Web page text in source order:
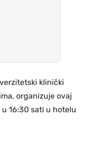
klinički
organizuje ovaj
16:30 sati u hotelu